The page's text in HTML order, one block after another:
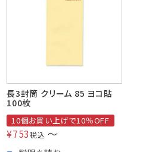
長3封筒 クリーム 85 ヨコ貼
100枚
10個お買い上げで10％OFF
¥753税込 〜